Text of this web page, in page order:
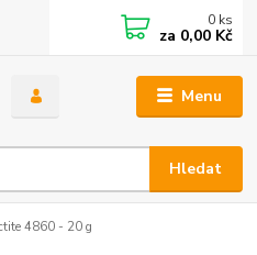
Menu
Hledat
0 ks
za 0,00 Kč
4860 - 20 g